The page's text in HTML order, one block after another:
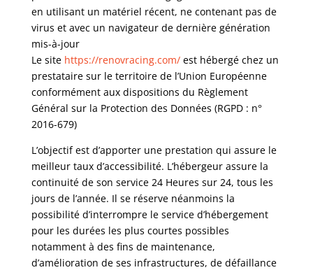
en utilisant un matériel récent, ne contenant pas de
virus et avec un navigateur de dernière génération
mis-à-jour
Le site https://renovracing.com/est hébergé chez un
prestataire sur le territoire de l’Union Européenne
conformément aux dispositions du Règlement
Général sur la Protection des Données (RGPD : n°
2016-679)
L’objectif est d’apporter une prestation qui assure le
meilleur taux d’accessibilité. L’hébergeur assure la
continuité de son service 24 Heures sur 24, tous les
jours de l’année. Il se réserve néanmoins la
possibilité d’interrompre le service d’hébergement
pour les durées les plus courtes possibles
notamment à des fins de maintenance,
d’amélioration de ses infrastructures, de défaillance